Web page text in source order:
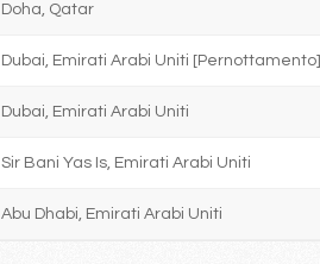
Doha, Qatar
Dubai, Emirati Arabi Uniti [Pernottamento]
Dubai, Emirati Arabi Uniti
Sir Bani Yas Is, Emirati Arabi Uniti
Abu Dhabi, Emirati Arabi Uniti